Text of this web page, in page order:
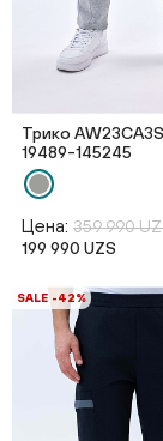
Трико
19489-145245
Цена: 359 990
199 990 UZS
SALE -42%